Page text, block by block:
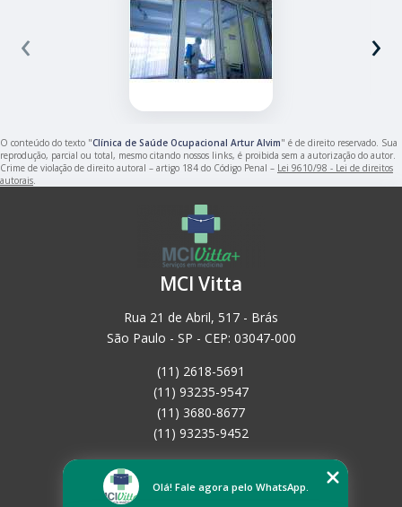
‹ ›
O conteúdo do texto "Clínica de Saúde Ocupacional Artur Alvim" é de direito reservado. Sua
reprodução, parcial ou total, mesmo citando nossos links, é proibida sem a autorização do autor.
Crime de violação de direito autoral – artigo 184 do Código Penal – Lei 9610/98 - Lei de direitos
autorais.
MCI Vitta
Rua 21 de Abril, 517 - Brás
São Paulo - SP - CEP: 03047-000
(11) 2618-5691
(11) 93235-9547
(11) 3680-8677
(11) 93235-9452
Empresa
Olá! Fale agora pelo WhatsApp.